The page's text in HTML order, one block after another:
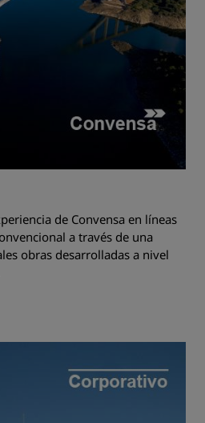
de Convensa en líneas
a través de una
obras desarrolladas a nivel